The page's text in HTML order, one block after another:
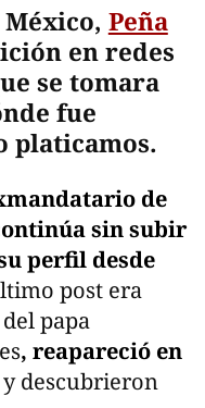
Peña
en redes
se tomara
fue
platicamos.
de
sin subir
perfil desde
post era
papa
, reapareció en
y descubrieron